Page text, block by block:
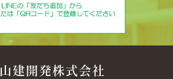
山建開発株式会社